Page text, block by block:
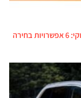
הוצג הסדר פשרה בפרשת ההיברידיות של סוזוקי: 6 אפשרויות בחירה